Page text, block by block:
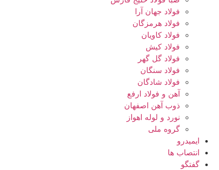
فولاد جهان آرا
فولاد هرمزگان
فولاد کاویان
فولاد کیش
فولاد گل گهر
فولاد سنگان
فولاد شادگان
آهن و فولاد ارفع
ذوب آهن اصفهان
نورد و لوله اهواز
گروه ملی
ایمیدرو
انتصاب ها
گفتگو